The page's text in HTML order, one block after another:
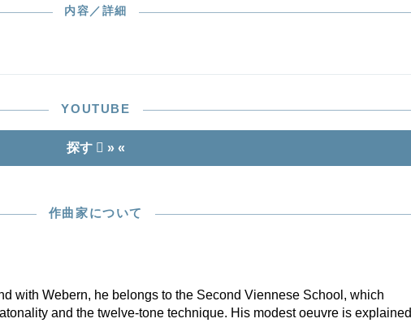
内容／詳細
YOUTUBE
探す » «
作曲家について
with Webern, he belongs to the Second Viennese School, which
and the twelve-tone technique. His modest oeuvre is explained